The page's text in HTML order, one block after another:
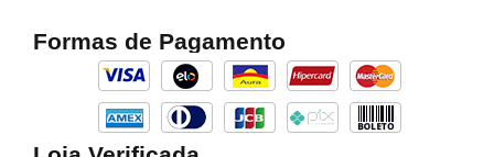
Formas de Pagamento